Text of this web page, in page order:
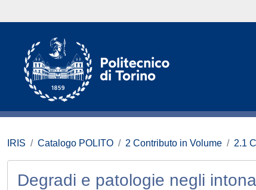
IRIS Catalogo POLITO 2 Contributo in Volume 2.1
Degradi e patologie negli